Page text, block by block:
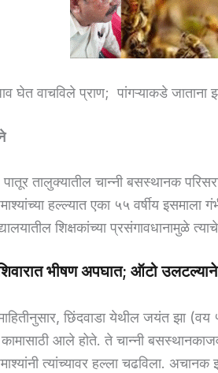
घेत वाचविले प्राण; पांगऱ्याकडे जाताना
पातूर तालुक्यातील चान्नी बसस्थानक
हल्ल्यात एका ५५ वर्षीय इसमाला
शिक्षकांच्या प्रसंगावधानामुळे
भीषण अपघात; ऑटो
छिंदवाडा येथील जयंत झा (वय
कामासाठी आले होते. ते चान्नी
त्यांच्यावर हल्ला चढविला. अचानक